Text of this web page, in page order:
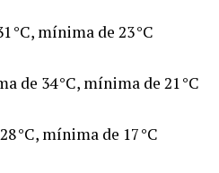
°C, mínima de 23 °C
de 34 °C, mínima de 21 °C
°C, mínima de 17 °C